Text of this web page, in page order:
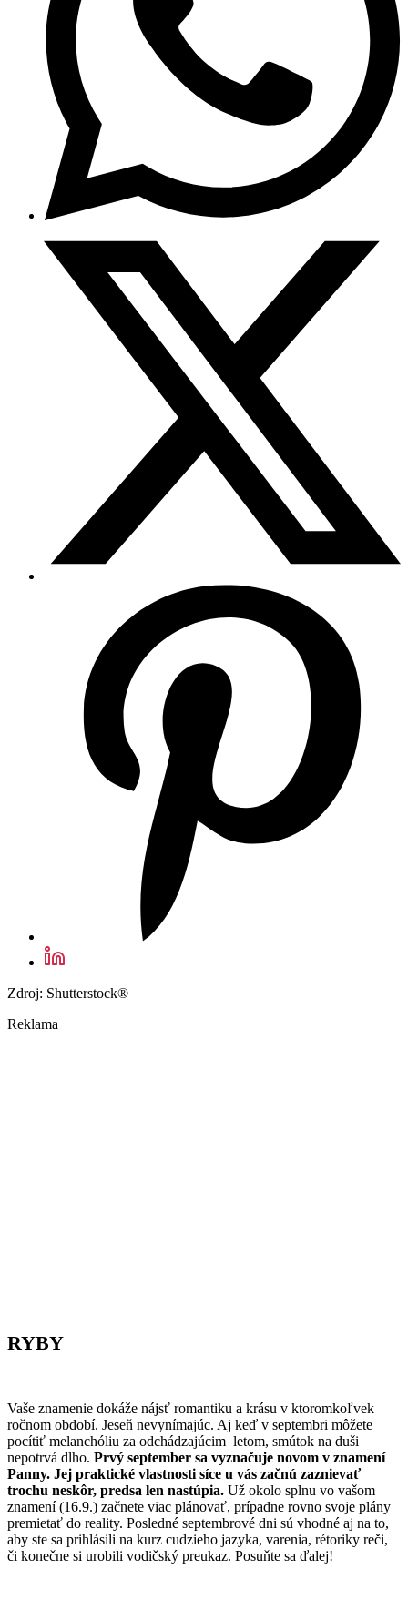
Zdroj: Shutterstock®
Reklama
RYBY
Vaše znamenie dokáže nájsť romantiku a krásu v ktoromkoľvek
ročnom období. Jeseň nevynímajúc. Aj keď v septembri môžete
pocítiť melanchóliu za odchádzajúcim letom, smútok na duši
nepotrvá dlho. Prvý september sa vyznačuje novom v znamení
Panny. Jej praktické vlastnosti síce u vás začnú zaznievať
trochu neskôr, predsa len nastúpia. Už okolo splnu vo vašom
znamení (16.9.) začnete viac plánovať, prípadne rovno svoje plány
premietať do reality. Posledné septembrové dni sú vhodné aj na to,
aby ste sa prihlásili na kurz cudzieho jazyka, varenia, rétoriky reči,
či konečne si urobili vodičský preukaz. Posuňte sa ďalej!